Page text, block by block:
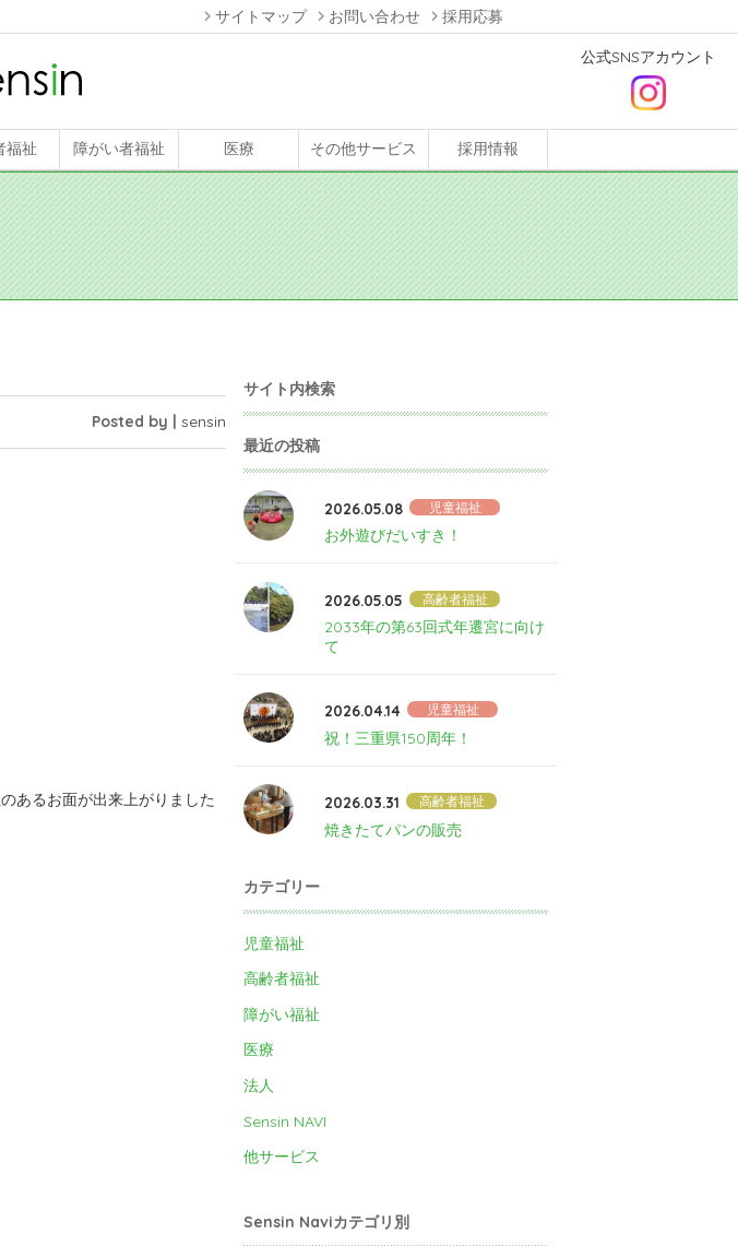
サイトマップ お問い合わせ 採用応募
公式SNSアカウント
福祉 障がい者福祉 医療 その他サービス 採用情報
Posted by | sensin
あるお面が出来上がりました
サイト内検索
最近の投稿
2026.05.08 児童福祉
お外遊びだいすき！
2026.05.05 高齢者福祉
2033年の第63回式年遷宮に向け
て
2026.04.14 児童福祉
祝！三重県150周年！
2026.03.31 高齢者福祉
焼きたてパンの販売
カテゴリー
児童福祉
高齢者福祉
障がい福祉
医療
法人
Sensin NAVI
他サービス
Sensin Naviカテゴリ別